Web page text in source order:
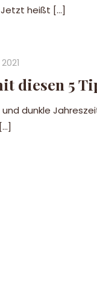
heißt […]
diesen 5
dunkle
[…]